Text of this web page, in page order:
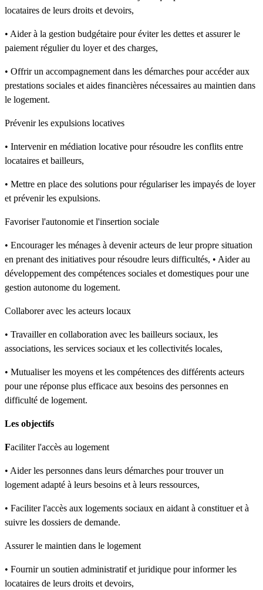
locataires de leurs droits et devoirs,
• Aider à la gestion budgétaire pour éviter les dettes et assurer le
paiement régulier du loyer et des charges,
• Offrir un accompagnement dans les démarches pour accéder aux
prestations sociales et aides financières nécessaires au maintien dans
le logement.
Prévenir les expulsions locatives
• Intervenir en médiation locative pour résoudre les conflits entre
locataires et bailleurs,
• Mettre en place des solutions pour régulariser les impayés de loyer
et prévenir les expulsions.
Favoriser l'autonomie et l'insertion sociale
• Encourager les ménages à devenir acteurs de leur propre situation
en prenant des initiatives pour résoudre leurs difficultés, • Aider au
développement des compétences sociales et domestiques pour une
gestion autonome du logement.
Collaborer avec les acteurs locaux
• Travailler en collaboration avec les bailleurs sociaux, les
associations, les services sociaux et les collectivités locales,
• Mutualiser les moyens et les compétences des différents acteurs
pour une réponse plus efficace aux besoins des personnes en
difficulté de logement.
Les objectifs
Faciliter l'accès au logement
• Aider les personnes dans leurs démarches pour trouver un
logement adapté à leurs besoins et à leurs ressources,
• Faciliter l'accès aux logements sociaux en aidant à constituer et à
suivre les dossiers de demande.
Assurer le maintien dans le logement
• Fournir un soutien administratif et juridique pour informer les
locataires de leurs droits et devoirs,